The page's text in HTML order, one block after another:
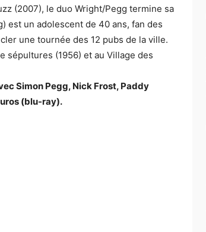
(2007), le duo Wright/Pegg termine sa
est un adolescent de 40 ans, fan des
une tournée des 12 pubs de la ville.
sépultures (1956) et au Village des
Simon Pegg, Nick Frost, Paddy
(blu-ray).